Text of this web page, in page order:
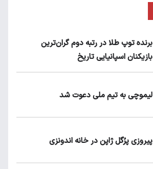
برنده توپ طلا در رتبه دوم گران‌ترین
بازیکنان اسپانیایی تاریخ
لیموچی به تیم ملی دعوت شد
پیروزی پرُگل ژاپن در خانه اندونزی